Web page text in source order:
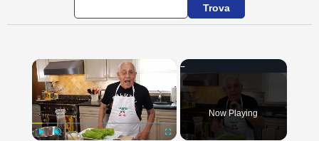
Now Playing